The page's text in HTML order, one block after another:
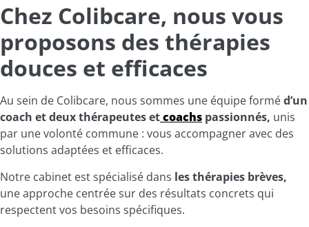
Chez Colibcare, nous vous
proposons des thérapies
douces et efficaces
Au sein de Colibcare, nous sommes une équipe forméd’un
coach et deux thérapeutes etcoachs passionnés, unis
par une volonté commune : vous accompagner avec des
solutions adaptées et efficaces.
Notre cabinet est spécialisé dans les thérapies brèves,
une approche centrée sur des résultats concrets qui
respectent vos besoins spécifiques.